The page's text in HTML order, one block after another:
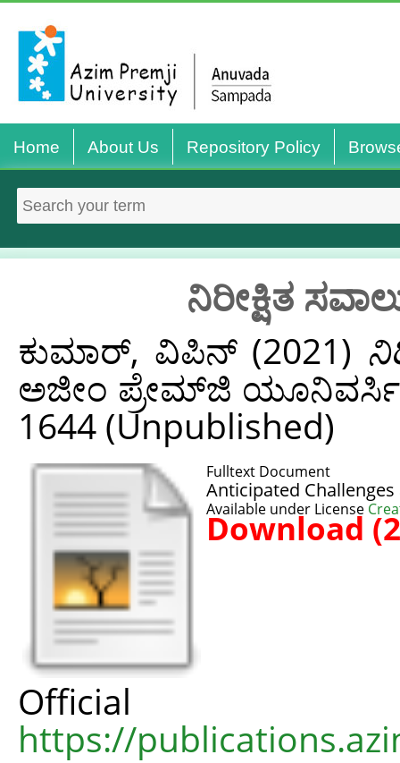
Home About Us Repository Policy
ನಿರೀಕ್ಷಿತ
ಕುಮಾರ್, ವಿಪಿನ್(2021)
ಅಜೀಂ ಪ್ರೇಮ್‌ಜಿ
1644 (Unpublished)
Fulltext Document
Anticipated
Available under License
Download
https://